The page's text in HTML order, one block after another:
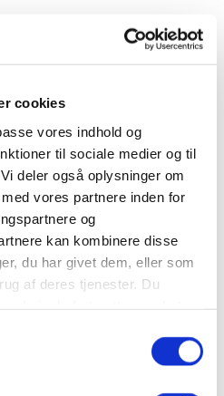
cookies
vores indhold og
til sociale medier og til
deler også oplysninger om
vores partnere inden for
og
kan kombinere disse
du har givet dem, eller som
af deres tjenester. Du
terrasse tæt på Fredericia